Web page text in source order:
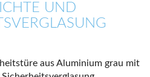
UND